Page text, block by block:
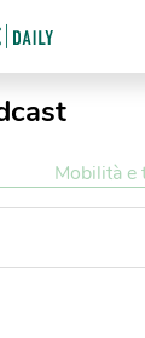
Mobilità e